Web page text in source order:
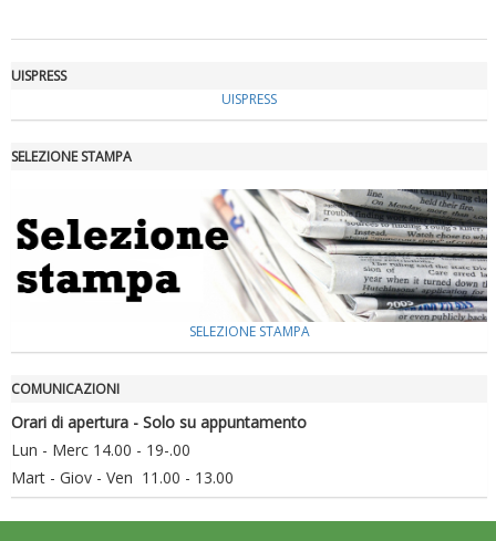
Luglio 2026: "Pensando con i piedi, si possono fare le
rivoluzioni"
UISPRESS
UISPRESS
SELEZIONE STAMPA
SELEZIONE STAMPA
COMUNICAZIONI
Orari di apertura - Solo su appuntamento
Lun - Merc 14.00 - 19-.00
Mart - Giov - Ven 11.00 - 13.00